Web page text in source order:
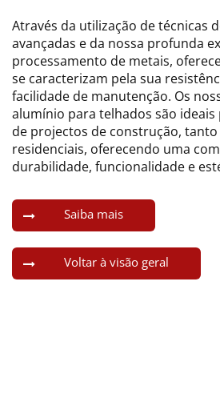
Através da utilização de técnicas
avançadas e da nossa profunda
processamento de metais,
se caracterizam pela sua
facilidade de manutenção. Os
alumínio para telhados são
de projectos de construção,
residenciais, oferecendo uma
durabilidade, funcionalidade e
Saiba mais
Voltar à visão geral